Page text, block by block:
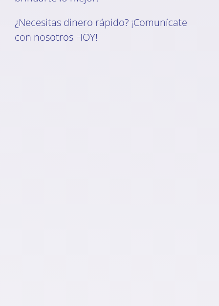
¿Necesitas dinero rápido? ¡Comunícate
con nosotros HOY!